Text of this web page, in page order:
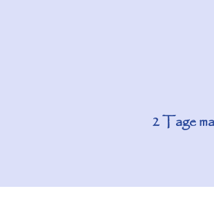
2 Tage